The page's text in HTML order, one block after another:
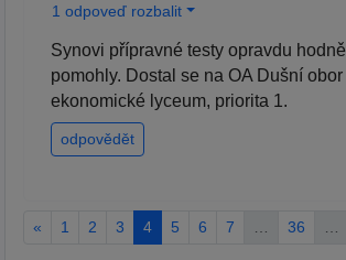
1 odpoveď rozbalit
Synovi přípravné testy opravdu hodně
pomohly. Dostal se na OA Dušní obor
ekonomické lyceum, priorita 1.
odpovědět
« 1 2 3 4 5 6 7 36